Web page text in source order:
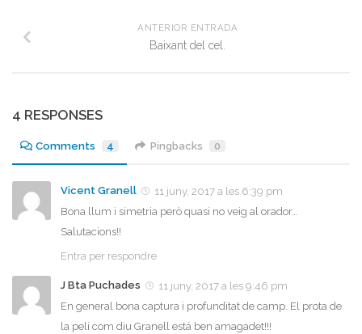
ANTERIOR ENTRADA
Baixant del cel.
4 RESPONSES
Comments 4 Pingbacks 0
Vicent Granell
11 juny, 2017 a les 6:39 pm
Bona llum i simetria però quasi no veig al orador…
Salutacions!!
Entra per respondre
J Bta Puchades
11 juny, 2017 a les 9:46 pm
En general bona captura i profunditat de camp. El prota de
la peli com diu Granell está ben amagadet!!!